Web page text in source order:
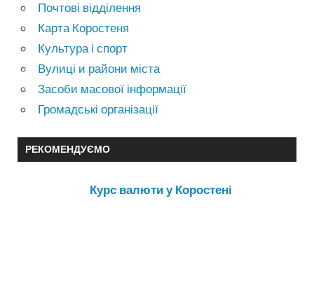
Почтові відділення
Карта Коростеня
Культура і спорт
Вулиці и райони міста
Засоби масової інформації
Громадські організації
РЕКОМЕНДУЄМО
Курс валюти у Коростені